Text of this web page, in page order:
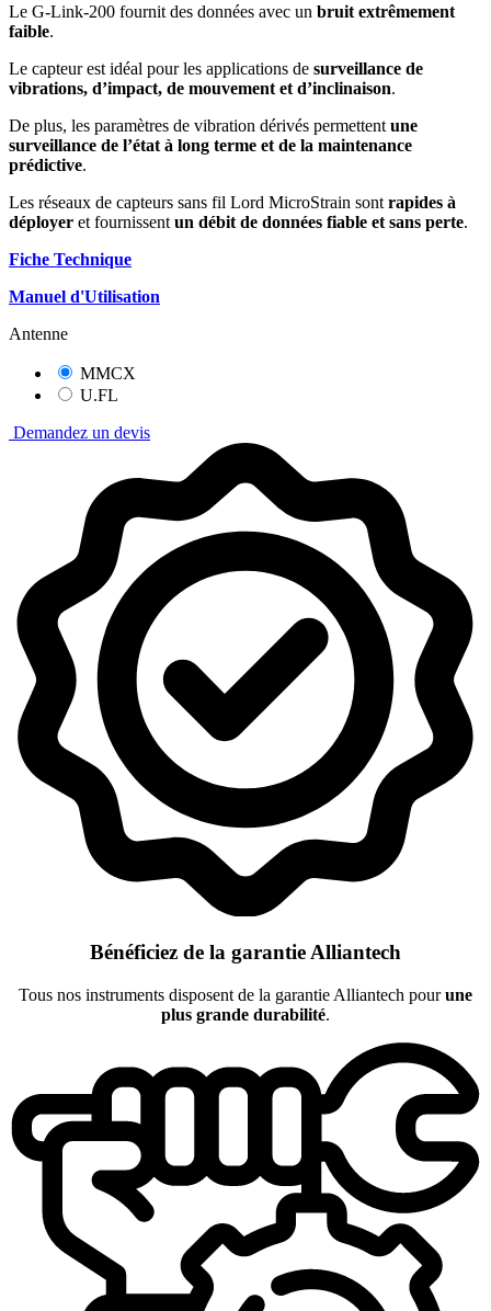
Le G-Link-200 fournit des données avec un bruit extrêmement
faible.
Le capteur est idéal pour les applications de surveillance de
vibrations, d’impact, de mouvement et d’inclinaison.
De plus, les paramètres de vibration dérivés permettent une
surveillance de l’état à long terme et de la maintenance
prédictive.
Les réseaux de capteurs sans fil Lord MicroStrain sont rapides à
déployer et fournissent un débit de données fiable et sans perte.
Fiche Technique
Manuel d'Utilisation
Antenne
MMCX
U.FL
Demandez un devis
Bénéficiez de la garantie Alliantech
Tous nos instruments disposent de la garantie Alliantech pourune
plus grande durabilité.